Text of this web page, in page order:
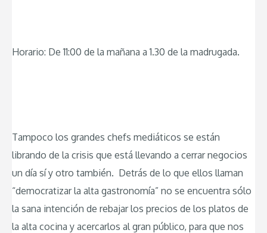
Horario: De 11:00 de la mañana a 1.30 de la madrugada.
Tampoco los grandes chefs mediáticos se están
librando de la crisis que está llevando a cerrar negocios
un día sí y otro también. Detrás de lo que ellos llaman
“democratizar la alta gastronomía” no se encuentra sólo
la sana intención de rebajar los precios de los platos de
la alta cocina y acercarlos al gran público, para que nos